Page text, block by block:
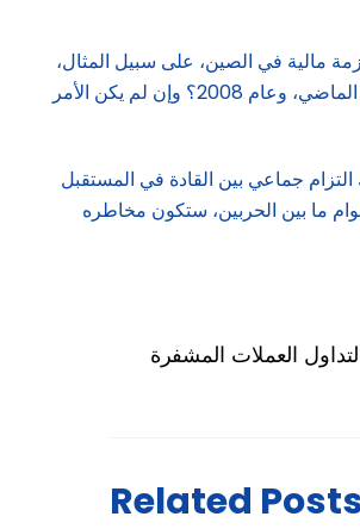
مالية في الصين، على سبيل المثال،
وسط نزاع عميق. فهل بإمكان مجموعة السبع وصندوق النقد الدولي إعادة تنفيذ استجابة منسقة، بدرجة تحد من تفشي العدوى، مثلما حدث في تسعينيات القرن الماضي، وعام 2008؟ وإن لم يكن الأمر
جماعي بين القادة في المستقبل
ما بين الحربين، ستكون مخاطره
العملات المشفرة
Related